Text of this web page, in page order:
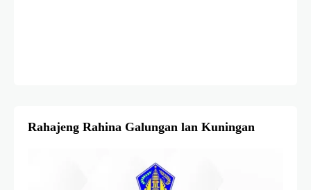
Rahajeng Rahina Galungan lan Kuningan